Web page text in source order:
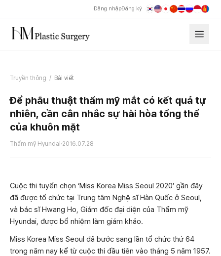
Đăng nhậpĐăng ký
Truyền thông / Bài viết
Để phẫu thuật thẩm mỹ mắt có kết quả tự
nhiên, cần cân nhắc sự hài hòa tổng thể
của khuôn mặt
Thẩm mỹ Hyundai·2016.07.28
Cuộc thi tuyển chọn ‘Miss Korea Miss Seoul 2020’ gần đây
đã được tổ chức tại Trung tâm Nghệ sĩ Hàn Quốc ở Seoul,
và bác sĩ Hwang Ho, Giám đốc đại diện của Thẩm mỹ
Hyundai, được bổ nhiệm làm giám khảo.
Miss Korea Miss Seoul đã bước sang lần tổ chức thứ 64
trong năm nay kể từ cuộc thi đầu tiên vào tháng 5 năm 1957.